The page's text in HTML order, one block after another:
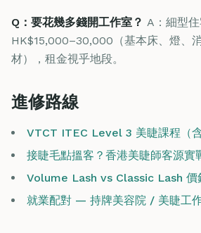
Q：要花幾多錢開工作室？ A：細型
HK$15,000–30,000（基本床、燈、
材），租金視乎地段。
進修路線
VTCT ITEC Level 3 美睫課程（含
接睫毛點搵客？香港美睫師客源實
Volume Lash vs Classic Lash 價
就業配對 — 持牌美容院 / 美睫工